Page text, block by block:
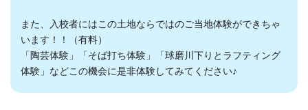
また、入校者にはこの土地ならではのご当地体験ができちゃ
います！！（有料）
「陶芸体験」「そば打ち体験」「球磨川下りとラフティング
体験」などこの機会に是非体験してみてください♪